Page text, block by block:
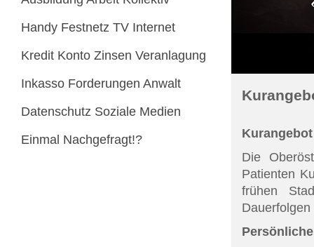
Handy Festnetz TV Internet
Kredit Konto Zinsen Veranlagung
Inkasso Forderungen Anwalt
Datenschutz Soziale Medien
Einmal Nachgefragt!?
Die
Patienten
frühen